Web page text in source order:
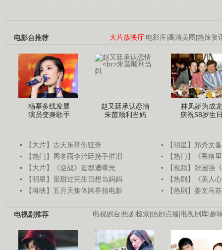
大片放映厅|电影库|高清美图 |热辣资
电影台推荐
杨幂多线发展
演员变身歌手
赵又廷承认恋情
朱茵顺利当妈
林凤娇为成龙
庆祝58岁生
【大片】古天乐带伤狂奔
【明星】郑秀文
【热门】周冬雨李治廷携手催泪
【热门】《香格
【大片】《逆战》造型遭曝光
【视频】张国强
【明星】景甜过完生日想当妈妈
【热剧】《美人
【将映】五月天集体跨界拍电影
【热剧】姜文马
电视剧台|热剧检索|热剧点播|电视剧库|趣
电视剧推荐